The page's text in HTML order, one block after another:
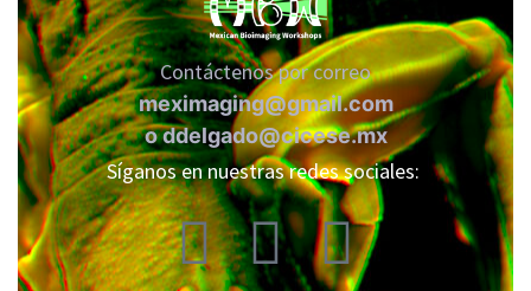
Contáctenos por correo
meximaging@gmail.com
oddelgado@cicese.mx
Síganos en nuestras redes sociales: